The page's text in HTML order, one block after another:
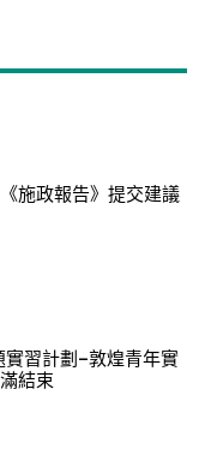
施政報告》提交建議
實習計劃–敦煌青年實
結束